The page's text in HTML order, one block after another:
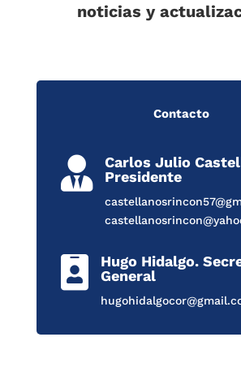
noticias y
Contacto

Carlos Julio
Presidente

Hugo Hidalgo.
General